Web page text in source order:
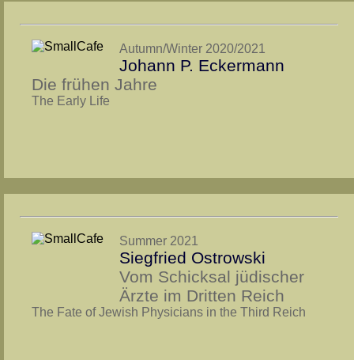
Autumn/Winter 2020/2021
Johann P. Eckermann
Die frühen Jahre
The Early Life
Summer 2021
Siegfried Ostrowski
Vom Schicksal jüdischer
Ärzte im Dritten Reich
The Fate of Jewish Physicians in the Third Reich